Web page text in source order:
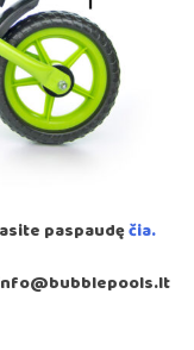
paspaudęčia.